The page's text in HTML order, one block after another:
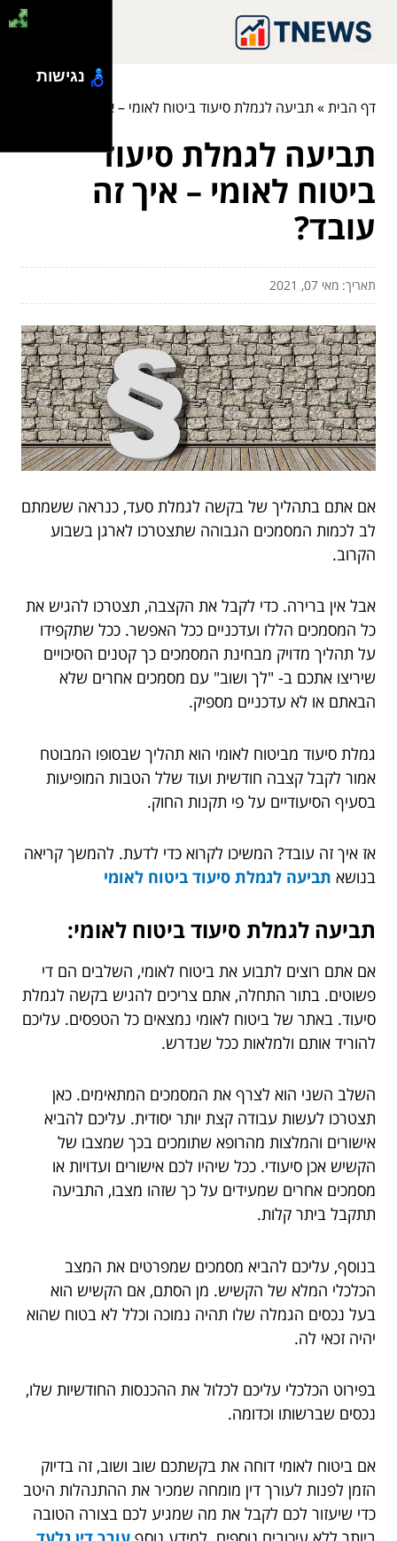
דף הבית» תביעה לגמלת סיעוד ביטוח לאומי – איך זה עובד?
תביעה לגמלת סיעוד
ביטוח לאומי – איך זה
עובד?
תאריך: מאי 07, 2021
אם אתם בתהליך של בקשה לגמלת סעד, כנראה ששמתם
לב לכמות המסמכים הגבוהה שתצטרכו לארגן בשבוע
הקרוב.
אבל אין ברירה. כדי לקבל את הקצבה, תצטרכו להגיש את
כל המסמכים הללו ועדכניים ככל האפשר. ככל שתקפידו
על תהליך מדויק מבחינת המסמכים כך קטנים הסיכויים
שיריצו אתכם ב- "לך ושוב" עם מסמכים אחרים שלא
הבאתם או לא עדכניים מספיק.
גמלת סיעוד מביטוח לאומי הוא תהליך שבסופו המבוטח
אמור לקבל קצבה חודשית ועוד שלל הטבות המופיעות
בסעיף הסיעודיים על פי תקנות החוק.
אז איך זה עובד? המשיכו לקרוא כדי לדעת. להמשך קריאה
בנושא תביעה לגמלת סיעוד ביטוח לאומי
תביעה לגמלת סיעוד ביטוח לאומי:
אם אתם רוצים לתבוע את ביטוח לאומי, השלבים הם די
פשוטים. בתור התחלה, אתם צריכים להגיש בקשה לגמלת
סיעוד. באתר של ביטוח לאומי נמצאים כל הטפסים. עליכם
להוריד אותם ולמלאות ככל שנדרש.
השלב השני הוא לצרף את המסמכים המתאימים. כאן
תצטרכו לעשות עבודה קצת יותר יסודית. עליכם להביא
אישורים והמלצות מהרופא שתומכים בכך שמצבו של
הקשיש אכן סיעודי. ככל שיהיו לכם אישורים ועדויות או
מסמכים אחרים שמעידים על כך שזהו מצבו, התביעה
תתקבל ביתר קלות.
בנוסף, עליכם להביא מסמכים שמפרטים את המצב
הכלכלי המלא של הקשיש. מן הסתם, אם הקשיש הוא
בעל נכסים הגמלה שלו תהיה נמוכה וכלל לא בטוח שהוא
יהיה זכאי לה.
בפירוט הכלכלי עליכם לכלול את ההכנסות החודשיות שלו,
נכסים שברשותו וכדומה.
אם ביטוח לאומי דוחה את בקשתכם שוב ושוב, זה בדיוק
הזמן לפנות לעורך דין מומחה שמכיר את ההתנהלות היטב
כדי שיעזור לכם לקבל את מה שמגיע לכם בצורה הטובה
נגישות